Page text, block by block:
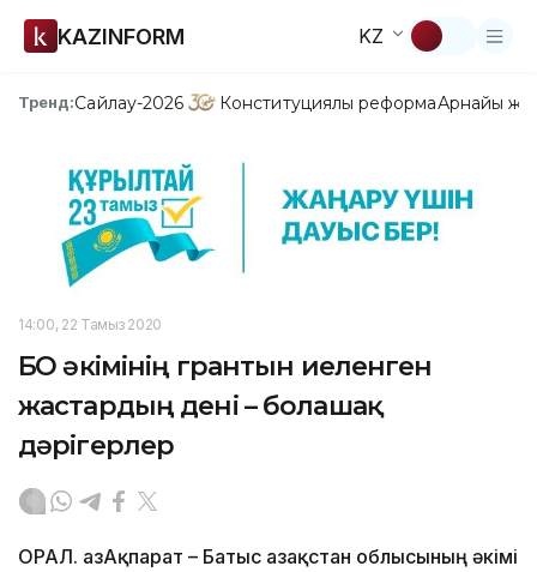
KAZINFORM KZ
Тренд:Сайлау-2026 Конституциялық реформаАрнайы
14:00, 22 Тамыз 2020
БҚО әкімінің грантын иеленген
жастардың дені – болашақ
дәрігерлер
ОРАЛ. ҚазАқпарат – Батыс Қазақстан облысының әкімі